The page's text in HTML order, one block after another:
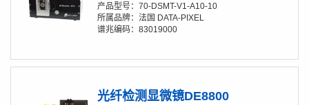
产品型号：70-DSMT-V1-A10-10
所属品牌：法国 DATA-PIXEL
谱兆编码：83019000
光纤检测显微镜DE8800